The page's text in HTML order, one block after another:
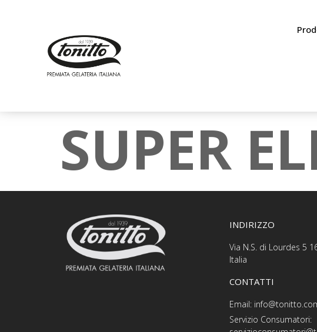
SUPER
INDIRIZZO
Via N.S. di Lourdes 5
Italia
CONTATTI
Email:
Servizio Consumatori: